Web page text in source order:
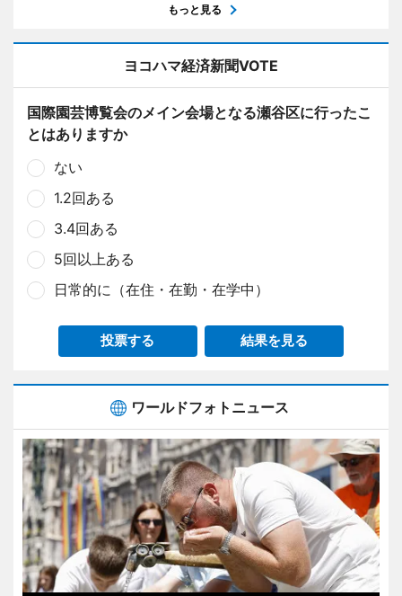
もっと見る
ヨコハマ経済新聞VOTE
国際園芸博覧会のメイン会場となる瀬谷区に行ったこ
とはありますか
ない
1.2回ある
3.4回ある
5回以上ある
日常的に（在住・在勤・在学中）
投票する 結果を見る
ワールドフォトニュース